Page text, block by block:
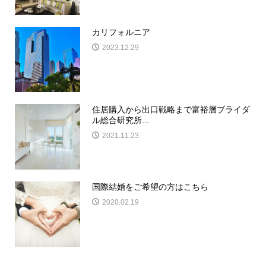
カリフォルニア
2023.12.29
住居購入から出口戦略まで富裕層ブライダ
ル総合研究所...
2021.11.23
国際結婚をご希望の方はこちら
2020.02.19